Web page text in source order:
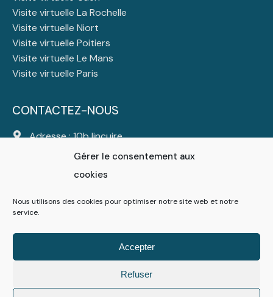
Gérer le consentement aux
cookies
Nous utilisons des cookies pour optimiser notre site web et notre
service.
Accepter
Refuser
Visite virtuelle La Rochelle
Visite virtuelle Niort
Visite virtuelle Poitiers
Visite virtuelle Le Mans
Visite virtuelle Paris
CONTACTEZ-NOUS
Adresse : 10b lincuire
44310 Saint Colomban
06 23 23 47 25